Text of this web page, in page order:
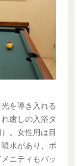
を導き入れる
癒しの入浴タ
。女性用は目
水があり、ボ
ニティもバッ